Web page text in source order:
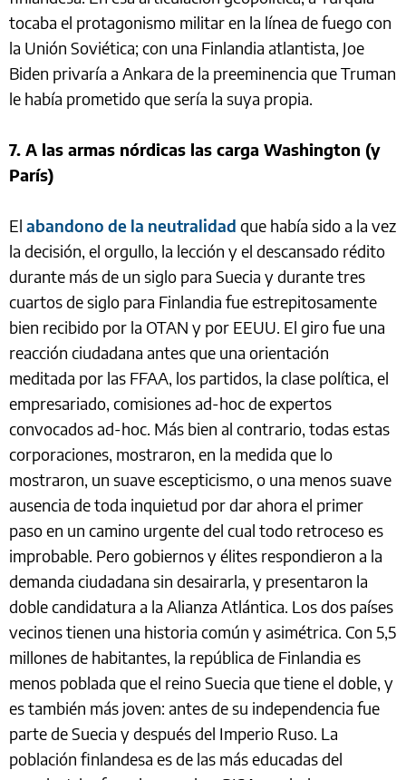
tocaba el protagonismo militar en la línea de fuego con
la Unión Soviética; con una Finlandia atlantista, Joe
Biden privaría a Ankara de la preeminencia que Truman
le había prometido que sería la suya propia.
7. A las armas nórdicas las carga Washington (y
París)
El abandono de la neutralidad que había sido a la vez
la decisión, el orgullo, la lección y el descansado rédito
durante más de un siglo para Suecia y durante tres
cuartos de siglo para Finlandia fue estrepitosamente
bien recibido por la OTAN y por EEUU. El giro fue una
reacción ciudadana antes que una orientación
meditada por las FFAA, los partidos, la clase política, el
empresariado, comisiones ad-hoc de expertos
convocados ad-hoc. Más bien al contrario, todas estas
corporaciones, mostraron, en la medida que lo
mostraron, un suave escepticismo, o una menos suave
ausencia de toda inquietud por dar ahora el primer
paso en un camino urgente del cual todo retroceso es
improbable. Pero gobiernos y élites respondieron a la
demanda ciudadana sin desairarla, y presentaron la
doble candidatura a la Alianza Atlántica. Los dos países
vecinos tienen una historia común y asimétrica. Con 5,5
millones de habitantes, la república de Finlandia es
menos poblada que el reino Suecia que tiene el doble, y
es también más joven: antes de su independencia fue
parte de Suecia y después del Imperio Ruso. La
población finlandesa es de las más educadas del